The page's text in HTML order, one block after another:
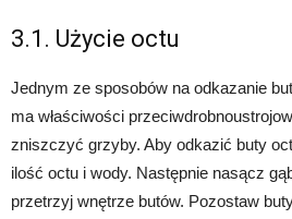
3.1. Użycie octu
Jednym ze sposobów na odkazanie
ma właściwości
zniszczyć grzyby. Aby odkazić buty
ilość octu i wody. Następnie nasącz
przetrzyj wnętrze butów. Pozostaw